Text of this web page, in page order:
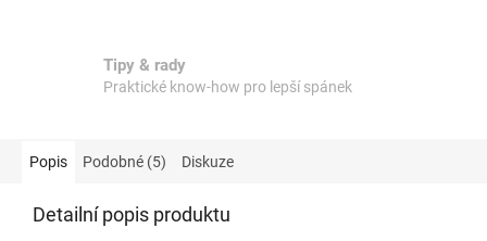
Tipy & rady
Praktické know-how pro lepší spánek
Popis Podobné (5) Diskuze
Detailní popis produktu